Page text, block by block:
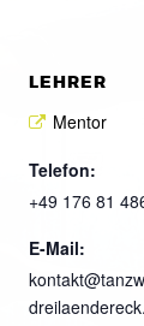
LEHRER
Mentor
Telefon:
+49 176 81
E-Mail: